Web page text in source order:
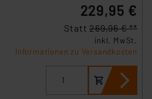
Einwilligung zur Einbindung von
umfasst daher ggf. auch
in den USA gemäß Art. 49
Infos zu diesen Drittanbietern
erhalten Sie in
229,95 €
Statt269,96 € **
inkl. MwSt.
Informationen zu Versandkosten